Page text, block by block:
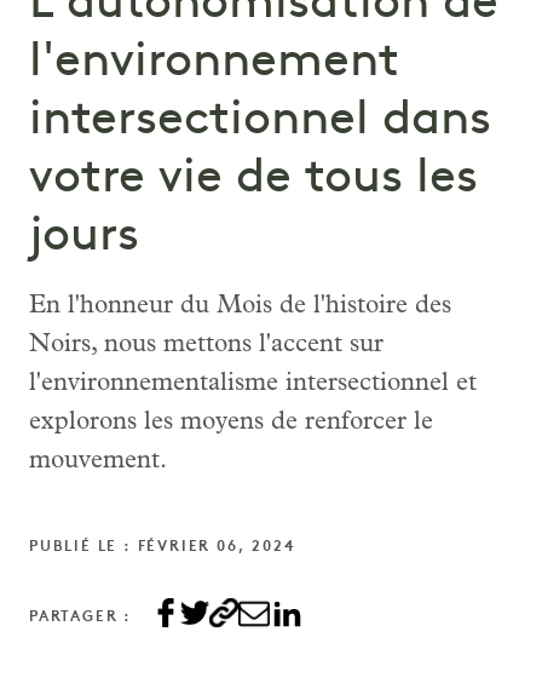
l'environnement
intersectionnel dans
votre vie de tous les
jours
En l'honneur du Mois de l'histoire des
Noirs, nous mettons l'accent sur
l'environnementalisme intersectionnel et
explorons les moyens de renforcer le
mouvement.
PUBLIÉ LE : FÉVRIER 06, 2024
PARTAGER :